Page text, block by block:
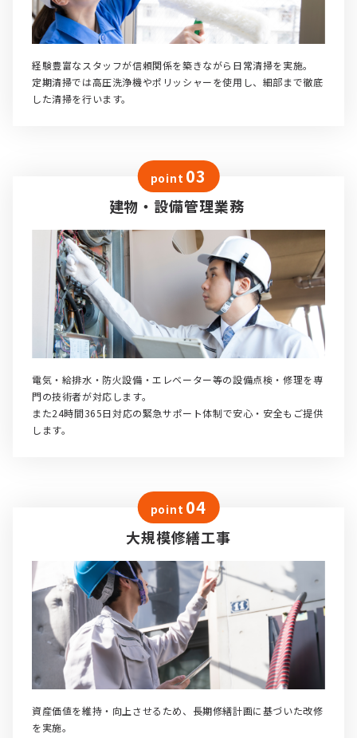
経験豊富なスタッフが信頼関係を築きながら日常清掃を実施。
定期清掃では高圧洗浄機やポリッシャーを使用し、細部まで徹底
した清掃を行います。
point 03
建物・設備管理業務
電気・給排水・防火設備・エレベーター等の設備点検・修理を専
門の技術者が対応します。
また24時間365日対応の緊急サポート体制で安心・安全もご提供
します。
point 04
大規模修繕工事
資産価値を維持・向上させるため、長期修繕計画に基づいた改修
を実施。